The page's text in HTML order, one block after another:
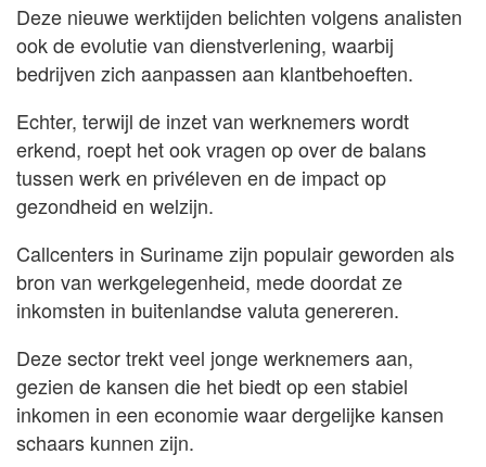
Deze nieuwe werktijden belichten volgens analisten
ook de evolutie van dienstverlening, waarbij
bedrijven zich aanpassen aan klantbehoeften.
Echter, terwijl de inzet van werknemers wordt
erkend, roept het ook vragen op over de balans
tussen werk en privéleven en de impact op
gezondheid en welzijn.
Callcenters in Suriname zijn populair geworden als
bron van werkgelegenheid, mede doordat ze
inkomsten in buitenlandse valuta genereren.
Deze sector trekt veel jonge werknemers aan,
gezien de kansen die het biedt op een stabiel
inkomen in een economie waar dergelijke kansen
schaars kunnen zijn.